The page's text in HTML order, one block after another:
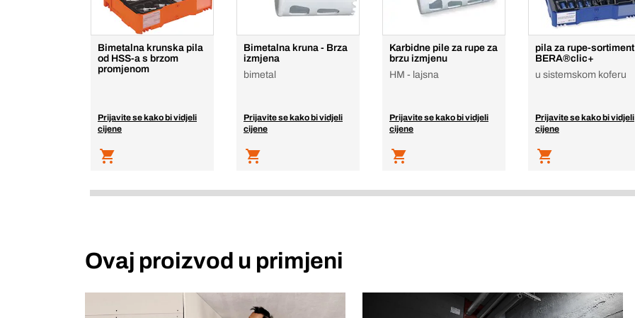
Bimetalna krunska pila
od HSS-a s brzom
promjenom
Prijavite se kako bi vidjeli
cijene
Bimetalna kruna - Brza
izmjena
bimetal
Prijavite se kako bi vidjeli
cijene
Karbidne pile za rupe za
brzu izmjenu
HM - lajsna
Prijavite se kako bi vidjeli
cijene
pila za rupe-sortiment
BERA®clic+
u sistemskom koferu
Prijavite se kako bi vidjeli
cijene
Ovaj proizvod u primjeni